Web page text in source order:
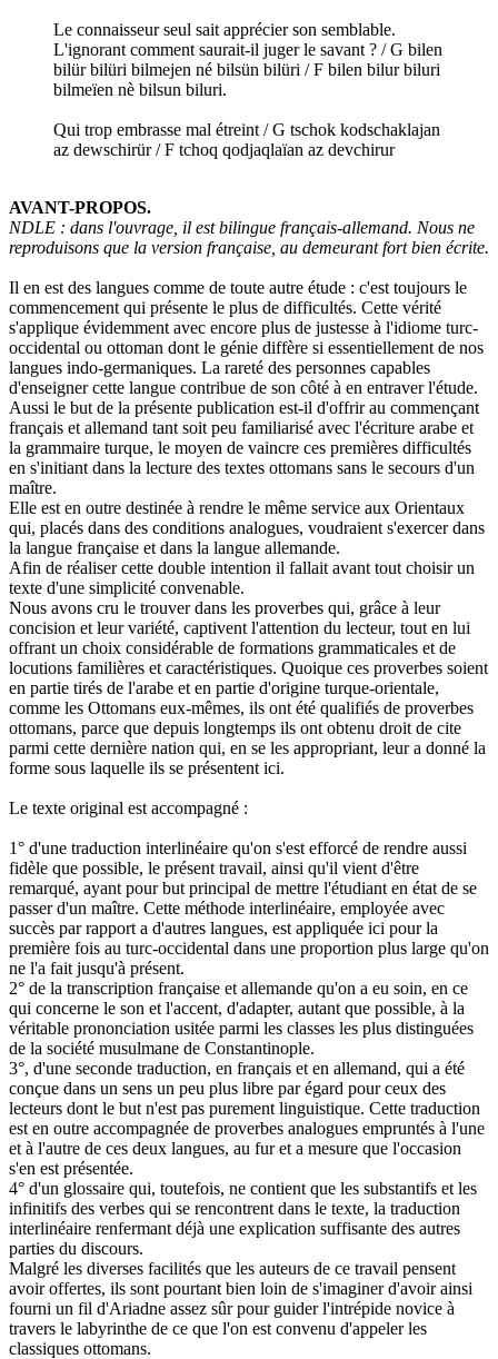
Le connaisseur seul sait apprécier son semblable.
L'ignorant comment saurait-il juger le savant ? / G bilen
bilür bilüri bilmejen né bilsün bilüri / F bilen bilur biluri
bilmeïen nè bilsun biluri.
Qui trop embrasse mal étreint / G tschok kodschaklajan
az dewschirür / F tchoq qodjaqlaïan az devchirur
AVANT-PROPOS.
NDLE : dans l'ouvrage, il est bilingue français-allemand. Nous ne
reproduisons que la version française, au demeurant fort bien écrite.
Il en est des langues comme de toute autre étude : c'est toujours le
commencement qui présente le plus de difficultés. Cette vérité
s'applique évidemment avec encore plus de justesse à l'idiome turc-
occidental ou ottoman dont le génie diffère si essentiellement de nos
langues indo-germaniques. La rareté des personnes capables
d'enseigner cette langue contribue de son côté à en entraver l'étude.
Aussi le but de la présente publication est-il d'offrir au commençant
français et allemand tant soit peu familiarisé avec l'écriture arabe et
la grammaire turque, le moyen de vaincre ces premières difficultés
en s'initiant dans la lecture des textes ottomans sans le secours d'un
maître.
Elle est en outre destinée à rendre le même service aux Orientaux
qui, placés dans des conditions analogues, voudraient s'exercer dans
la langue française et dans la langue allemande.
Afin de réaliser cette double intention il fallait avant tout choisir un
texte d'une simplicité convenable.
Nous avons cru le trouver dans les proverbes qui, grâce à leur
concision et leur variété, captivent l'attention du lecteur, tout en lui
offrant un choix considérable de formations grammaticales et de
locutions familières et caractéristiques. Quoique ces proverbes soient
en partie tirés de l'arabe et en partie d'origine turque-orientale,
comme les Ottomans eux-mêmes, ils ont été qualifiés de proverbes
ottomans, parce que depuis longtemps ils ont obtenu droit de cite
parmi cette dernière nation qui, en se les appropriant, leur a donné la
forme sous laquelle ils se présentent ici.
Le texte original est accompagné :
1° d'une traduction interlinéaire qu'on s'est efforcé de rendre aussi
fidèle que possible, le présent travail, ainsi qu'il vient d'être
remarqué, ayant pour but principal de mettre l'étudiant en état de se
passer d'un maître. Cette méthode interlinéaire, employée avec
succès par rapport a d'autres langues, est appliquée ici pour la
première fois au turc-occidental dans une proportion plus large qu'on
ne l'a fait jusqu'à présent.
2° de la transcription française et allemande qu'on a eu soin, en ce
qui concerne le son et l'accent, d'adapter, autant que possible, à la
véritable prononciation usitée parmi les classes les plus distinguées
de la société musulmane de Constantinople.
3°, d'une seconde traduction, en français et en allemand, qui a été
conçue dans un sens un peu plus libre par égard pour ceux des
lecteurs dont le but n'est pas purement linguistique. Cette traduction
est en outre accompagnée de proverbes analogues empruntés à l'une
et à l'autre de ces deux langues, au fur et a mesure que l'occasion
s'en est présentée.
4° d'un glossaire qui, toutefois, ne contient que les substantifs et les
infinitifs des verbes qui se rencontrent dans le texte, la traduction
interlinéaire renfermant déjà une explication suffisante des autres
parties du discours.
Malgré les diverses facilités que les auteurs de ce travail pensent
avoir offertes, ils sont pourtant bien loin de s'imaginer d'avoir ainsi
fourni un fil d'Ariadne assez sûr pour guider l'intrépide novice à
travers le labyrinthe de ce que l'on est convenu d'appeler les
classiques ottomans.